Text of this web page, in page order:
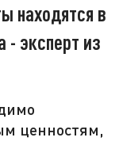
находятся в
- эксперт из
ценностям,